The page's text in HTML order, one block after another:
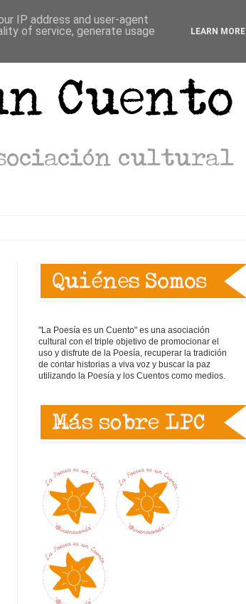
"La Poesía es un Cuento" es una asociación
cultural con el triple objetivo de promocionar el
uso y disfrute de la Poesía, recuperar la tradición
de contar historias a viva voz y buscar la paz
utilizando la Poesía y los Cuentos como medios.
IP address and user-agent
of service, generate usage
LEARN MORE